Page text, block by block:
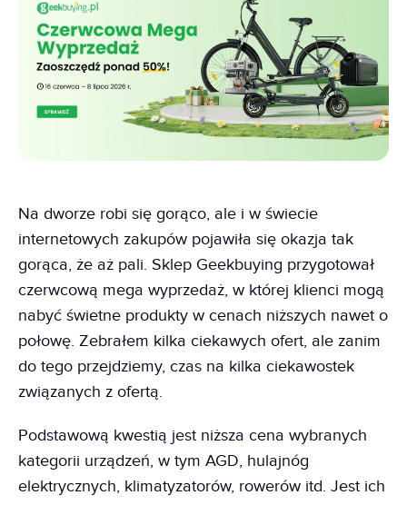
Na dworze robi się gorąco, ale i w świecie
internetowych zakupów pojawiła się okazja tak
gorąca, że aż pali. Sklep Geekbuying przygotował
czerwcową mega wyprzedaż, w której klienci mogą
nabyć świetne produkty w cenach niższych nawet o
połowę. Zebrałem kilka ciekawych ofert, ale zanim
do tego przejdziemy, czas na kilka ciekawostek
związanych z ofertą.
Podstawową kwestią jest niższa cena wybranych
kategorii urządzeń, w tym AGD, hulajnóg
elektrycznych, klimatyzatorów, rowerów itd. Jest ich